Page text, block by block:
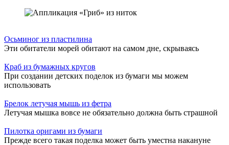
Осьминог из пластилина
Эти обитатели морей обитают на самом дне, скрываясь
Краб из бумажных кругов
При создании детских поделок из бумаги мы можем
использовать
Брелок летучая мышь из фетра
Летучая мышка вовсе не обязательно должна быть страшной
Пилотка оригами из бумаги
Прежде всего такая поделка может быть уместна накануне